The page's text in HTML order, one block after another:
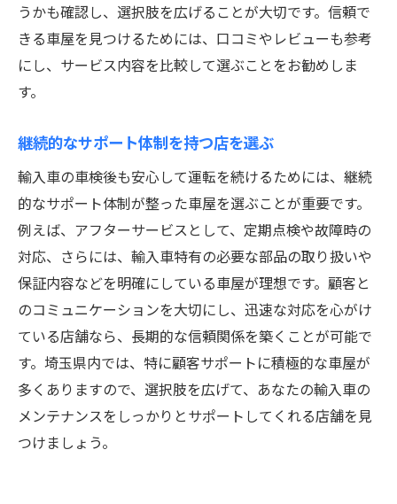
うかも確認し、選択肢を広げることが大切です。信頼で
きる車屋を見つけるためには、口コミやレビューも参考
にし、サービス内容を比較して選ぶことをお勧めしま
す。
継続的なサポート体制を持つ店を選ぶ
輸入車の車検後も安心して運転を続けるためには、継続
的なサポート体制が整った車屋を選ぶことが重要です。
例えば、アフターサービスとして、定期点検や故障時の
対応、さらには、輸入車特有の必要な部品の取り扱いや
保証内容などを明確にしている車屋が理想です。顧客と
のコミュニケーションを大切にし、迅速な対応を心がけ
ている店舗なら、長期的な信頼関係を築くことが可能で
す。埼玉県内では、特に顧客サポートに積極的な車屋が
多くありますので、選択肢を広げて、あなたの輸入車の
メンテナンスをしっかりとサポートしてくれる店舗を見
つけましょう。